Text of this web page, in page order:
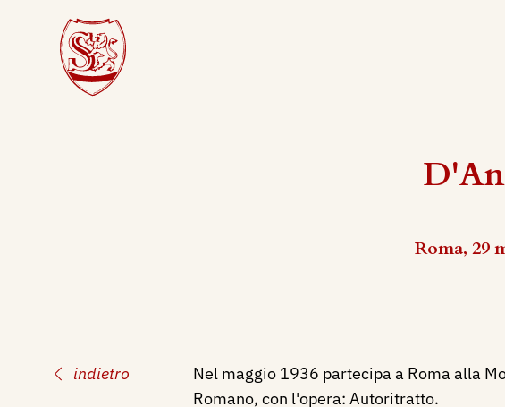
Roma, 29
indietro
Nel maggio 1936 partecipa a Roma alla
Romano, con l'opera: Autoritratto.